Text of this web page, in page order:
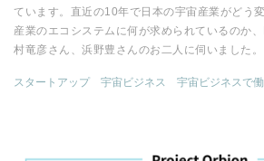
ています。直近の10年で日本の宇宙産業がどう
産業のエコシステムに何が求められているのか
村竜彦さん、浜野豊さんのお二人に伺いました。
スタートアップ 宇宙ビジネス 宇宙ビジネスで働